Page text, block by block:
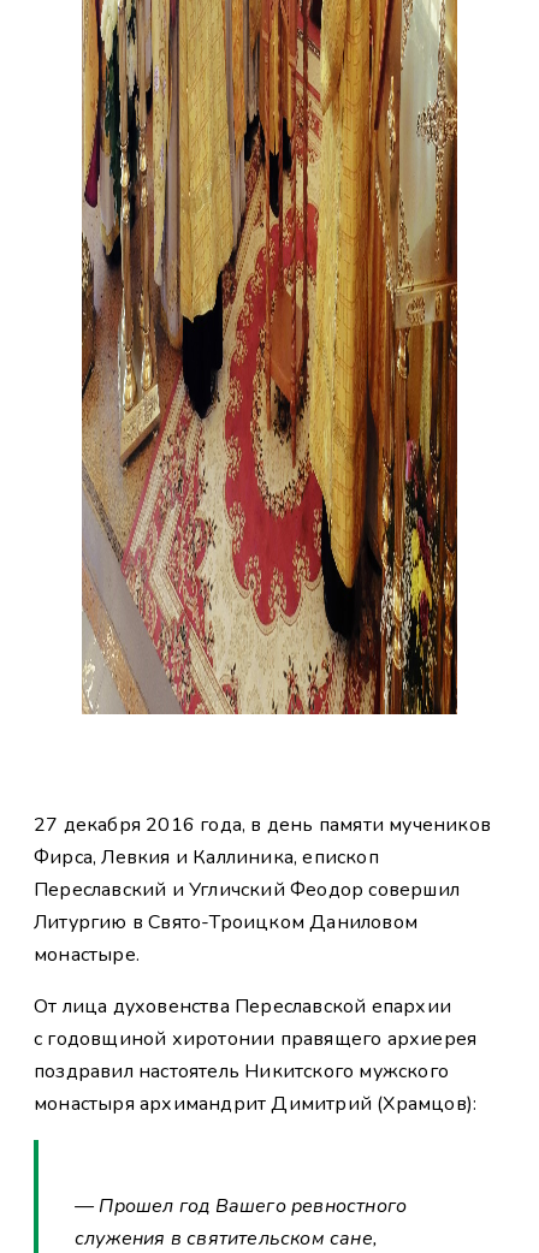
27 декабря 2016 года, в день памяти мучеников
Фирса, Левкия и Каллиника, епископ
Переславский и Угличский Феодор совершил
Литургию в Свято-Троицком Даниловом
монастыре.
От лица духовенства Переславской епархии
с годовщиной хиротонии правящего архиерея
поздравил настоятель Никитского мужского
монастыря архимандрит Димитрий (Храмцов):
— Прошел год Вашего ревностного
служения в святительском сане,